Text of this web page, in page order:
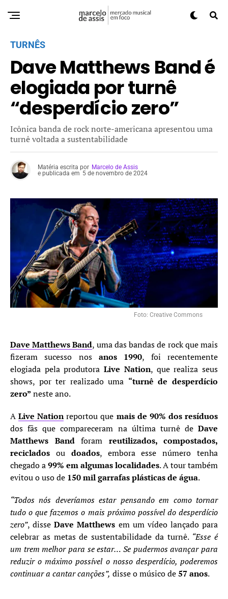
TURNÊS
Dave Matthews Band é
elogiada por turnê
“desperdício zero”
Icônica banda de rock norte-americana apresentou uma
turnê voltada a sustentabilidade
Matéria escrita por Marcelo de Assis
e publicada em 5 de novembro de 2024
Foto: Creative Commons
Dave Matthews Band, uma das bandas de rock que mais
fizeram sucesso nos anos 1990, foi recentemente
elogiada pela produtoraLive Nation, que realiza seus
shows, por ter realizado uma “turnê de desperdício
zero” neste ano.
ALive Nationreportou que mais de 90% dos resíduos
dos fãs que compareceram na última turnê deDave
Matthews Bandforam reutilizados, compostados,
reciclados oudoados, embora esse número tenha
chegado a99% em algumas localidades. A tour também
evitou o uso de 150 mil garrafas plásticas de água.
“Todos nós deveríamos estar pensando em como tornar
tudo o que fazemos o mais próximo possível do desperdício
zero”, disseDave Matthews em um vídeo lançado para
celebrar as metas de sustentabilidade da turnê. “Esse é
um trem melhor para se estar… Se pudermos avançar para
reduzir o máximo possível o nosso desperdício, poderemos
continuar a cantar canções”, disse o músico de57 anos.